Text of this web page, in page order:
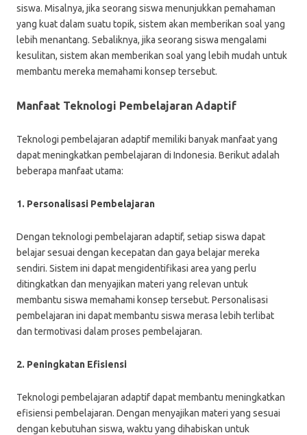
siswa. Misalnya, jika seorang siswa menunjukkan pemahaman
yang kuat dalam suatu topik, sistem akan memberikan soal yang
lebih menantang. Sebaliknya, jika seorang siswa mengalami
kesulitan, sistem akan memberikan soal yang lebih mudah untuk
membantu mereka memahami konsep tersebut.
Manfaat Teknologi Pembelajaran Adaptif
Teknologi pembelajaran adaptif memiliki banyak manfaat yang
dapat meningkatkan pembelajaran di Indonesia. Berikut adalah
beberapa manfaat utama:
1. Personalisasi Pembelajaran
Dengan teknologi pembelajaran adaptif, setiap siswa dapat
belajar sesuai dengan kecepatan dan gaya belajar mereka
sendiri. Sistem ini dapat mengidentifikasi area yang perlu
ditingkatkan dan menyajikan materi yang relevan untuk
membantu siswa memahami konsep tersebut. Personalisasi
pembelajaran ini dapat membantu siswa merasa lebih terlibat
dan termotivasi dalam proses pembelajaran.
2. Peningkatan Efisiensi
Teknologi pembelajaran adaptif dapat membantu meningkatkan
efisiensi pembelajaran. Dengan menyajikan materi yang sesuai
dengan kebutuhan siswa, waktu yang dihabiskan untuk